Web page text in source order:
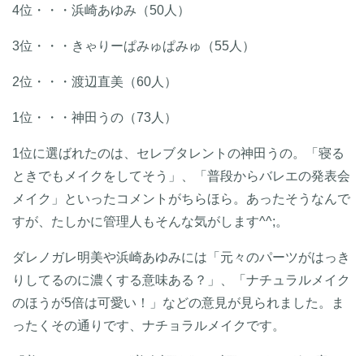
4位・・・浜崎あゆみ（50人）
3位・・・きゃりーぱみゅぱみゅ（55人）
2位・・・渡辺直美（60人）
1位・・・神田うの（73人）
1位に選ばれたのは、セレブタレントの神田うの。「寝る
ときでもメイクをしてそう」、「普段からバレエの発表会
メイク」といったコメントがちらほら。あったそうなんで
すが、たしかに管理人もそんな気がします^^;。
ダレノガレ明美や浜崎あゆみには「元々のパーツがはっき
りしてるのに濃くする意味ある？」、「ナチュラルメイク
のほうが5倍は可愛い！」などの意見が見られました。ま
ったくその通りです、ナチョラルメイクです。